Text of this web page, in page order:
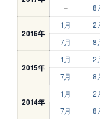
–
8
2016年
1月 2
7月
8
2015年
1月 2
7月
8
2014年
1月 2
7月
8